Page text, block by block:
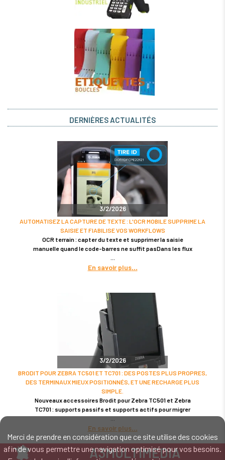
Merci de prendre en considération que ce site utilise des cookies
afin de vous permettre une navigation optimisé pour vos besoins.
DERNIÈRES ACTUALITÉS
3/2/2026
AUTOMATISEZ LA CAPTURE DE TEXTE : L'OCR MOBILE SUPPRIME LA
SAISIE ET FIABILISE VOS WORKFLOWS
OCR terrain : capter du texte et supprimer la saisie
manuelle quand le code-barres ne suffit pasDans les flux
En savoir plus
3/2/2026
BRODIT POUR ZEBRA TC501 ET TC701 : DES POSTES PLUS PROPRES,
DES TERMINAUX MIEUX POSITIONNÉS, ET UNE RECHARGE PLUS
SIMPLE.
Nouveaux accessoires Brodit pour Zebra TC501 et Zebra
TC701 : supports passifs et supports actifs pour migrer
En savoir plus
A3MULTIMEDIA